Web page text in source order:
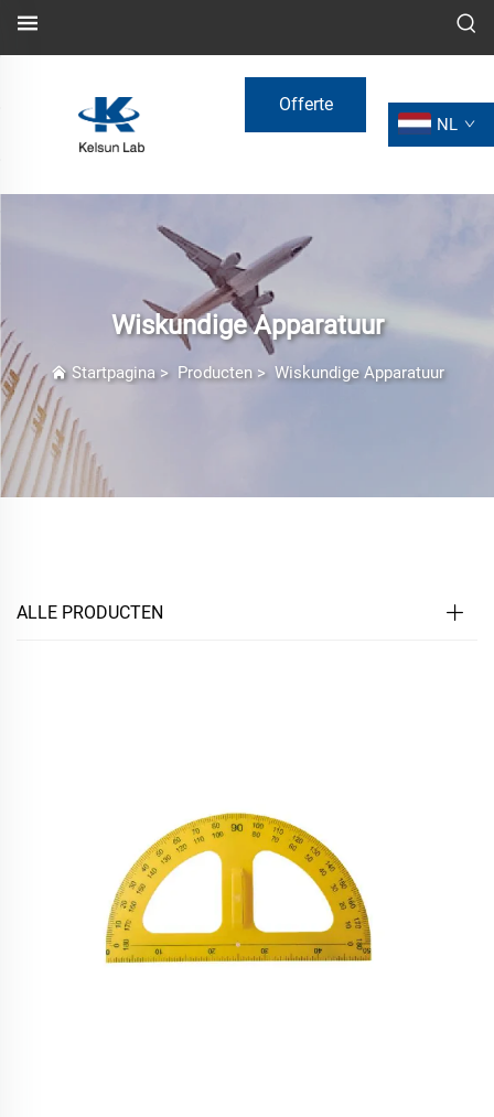
Offerte
NL
Wiskundige Apparatuur
Startpagina> Producten> Wiskundige Apparatuur
ALLE PRODUCTEN